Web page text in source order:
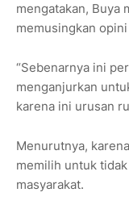
mengatakan, Buya
memusingkan
“Sebenarnya ini
menganjurkan
karena ini urusan
Menurutnya,
memilih untuk
masyarakat.